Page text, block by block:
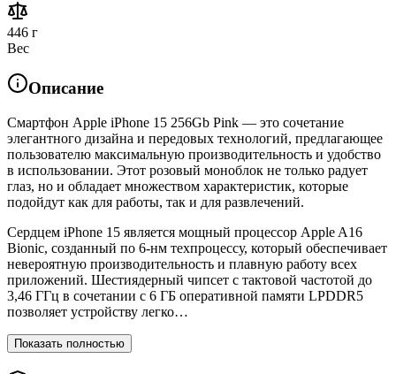
446 г
Вес
Описание
Смартфон Apple iPhone 15 256Gb Pink — это сочетание
элегантного дизайна и передовых технологий, предлагающее
пользователю максимальную производительность и удобство
в использовании. Этот розовый моноблок не только радует
глаз, но и обладает множеством характеристик, которые
подойдут как для работы, так и для развлечений.
Сердцем iPhone 15 является мощный процессор Apple A16
Bionic, созданный по 6-нм техпроцессу, который обеспечивает
невероятную производительность и плавную работу всех
приложений. Шестиядерный чипсет с тактовой частотой до
3,46 ГГц в сочетании с 6 ГБ оперативной памяти LPDDR5
позволяет устройству легко…
Показать полностью